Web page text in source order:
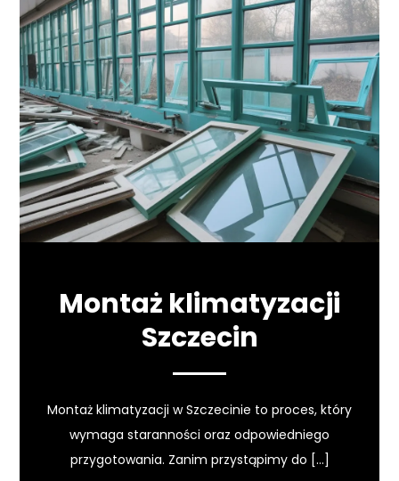
Montaż klimatyzacji
Szczecin
Montaż klimatyzacji w Szczecinie to proces, który
wymaga staranności oraz odpowiedniego
przygotowania. Zanim przystąpimy do […]